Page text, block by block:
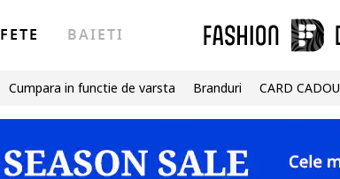
FETE BAIETI
Cumpara in functie de varsta Branduri CARD CADOU